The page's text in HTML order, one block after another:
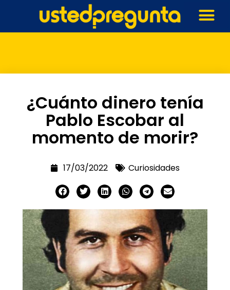
¿Cuánto dinero tenía
Pablo Escobar al
momento de morir?
17/03/2022 Curiosidades